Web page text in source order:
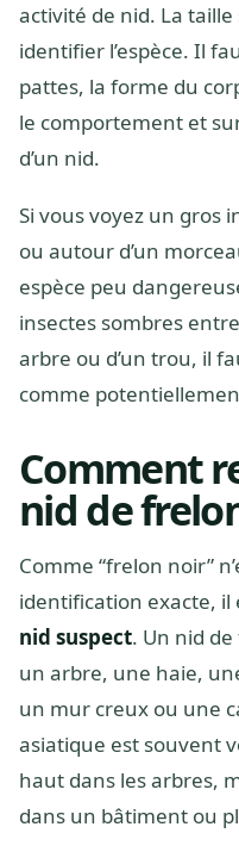
activité de nid. La
identifier l’espèce. Il
pattes, la forme du
le comportement et
d’un nid.
Si vous voyez un gros
ou autour d’un
espèce peu
insectes sombres
arbre ou d’un trou, il
comme
Comment
nid de
Comme “frelon noir”
identification exacte, il
nid suspect. Un nid
un arbre, une haie,
un mur creux ou une
asiatique est souvent
haut dans les arbres,
dans un bâtiment ou